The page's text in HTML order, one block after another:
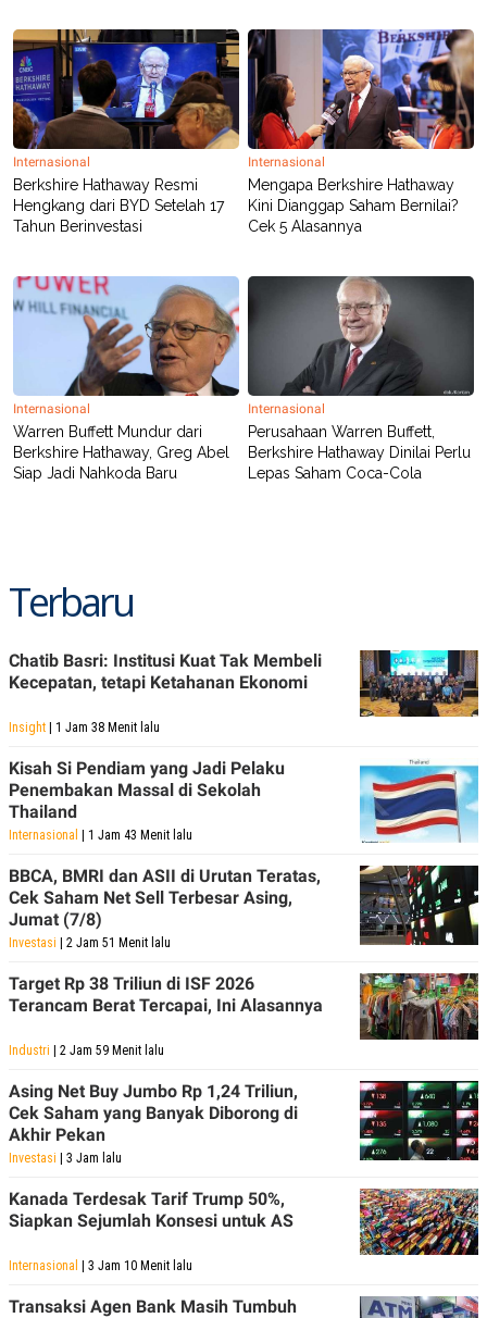
Internasional
Berkshire Hathaway Resmi
Hengkang dari BYD Setelah 17
Tahun Berinvestasi
Internasional
Mengapa Berkshire Hathaway
Kini Dianggap Saham Bernilai?
Cek 5 Alasannya
Internasional
Warren Buffett Mundur dari
Berkshire Hathaway, Greg Abel
Siap Jadi Nahkoda Baru
Internasional
Perusahaan Warren Buffett,
Berkshire Hathaway Dinilai Perlu
Lepas Saham Coca-Cola
Terbaru
Chatib Basri: Institusi Kuat Tak Membeli
Kecepatan, tetapi Ketahanan Ekonomi
Insight | 1 Jam 38 Menit lalu
Kisah Si Pendiam yang Jadi Pelaku
Penembakan Massal di Sekolah
Thailand
Internasional | 1 Jam 43 Menit lalu
BBCA, BMRI dan ASII di Urutan Teratas,
Cek Saham Net Sell Terbesar Asing,
Jumat (7/8)
Investasi | 2 Jam 51 Menit lalu
Target Rp 38 Triliun di ISF 2026
Terancam Berat Tercapai, Ini Alasannya
Industri | 2 Jam 59 Menit lalu
Asing Net Buy Jumbo Rp 1,24 Triliun,
Cek Saham yang Banyak Diborong di
Akhir Pekan
Investasi | 3 Jam lalu
Kanada Terdesak Tarif Trump 50%,
Siapkan Sejumlah Konsesi untuk AS
Internasional | 3 Jam 10 Menit lalu
Transaksi Agen Bank Masih Tumbuh